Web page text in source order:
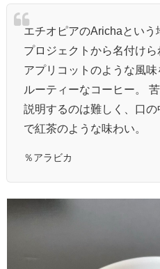
エチオピアのArichaとい
プロジェクトから名付け
アプリコットのような風
ルーティーなコーヒー。
説明するのは難しく、口
で紅茶のような味わい。
％アラビカ